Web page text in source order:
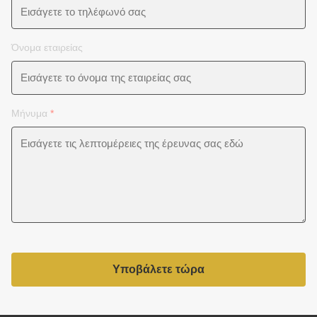
Όνομα εταιρείας
Μήνυμα *
Υποβάλετε τώρα